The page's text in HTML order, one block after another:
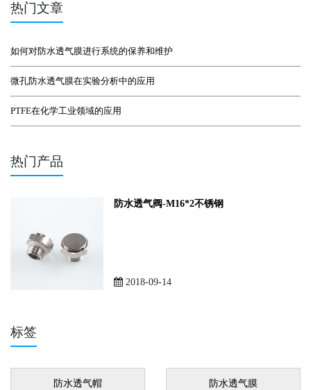
热门文章
如何对防水透气膜进行系统的保养和维护
微孔防水透气膜在实验分析中的应用
PTFE在化学工业领域的应用
热门产品
防水透气阀-M16*2不锈钢
2018-09-14
标签
防水透气帽 防水透气膜